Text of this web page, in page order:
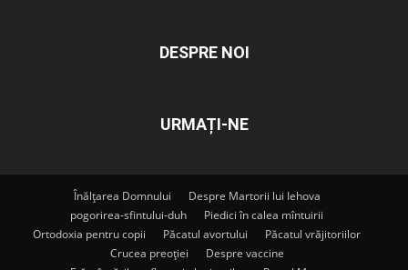
DESPRE NOI
URMAȚI-NE
Înălțarea Domnului
Despre Martorii lui Iehova
pogorirea-sfintului-duh
Piedici în calea mîntuirii
Ortodoxia pentru copii
Păcatul avortului
Păcatul vrăjitoriilor
Crucea preoției
Despre vaccine